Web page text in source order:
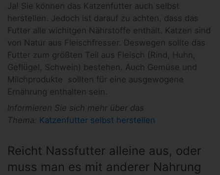
Ja! Sie können das Katzenfutter auch selbst
herstellen. Jedoch ist darauf zu achten, dass das
Futter alle wichitgen Nährstoffe enthält. Katzen sind
von Natur aus Fleischfresser. Deswegen sollte das
Futter zum größten Teil aus Fleisch (Rind, Huhn,
Geflügel, Schwein) bestehen. Auch Gemüse und
Milchprodukte sollten für eine ausgewogene
Ernährung enthalten sein.
Informieren Sie sich mehr über das
Thema: Katzenfutter selbst herstellen
Reicht Nassfutter alleine aus, oder
muss man es mit anderer Nahrung